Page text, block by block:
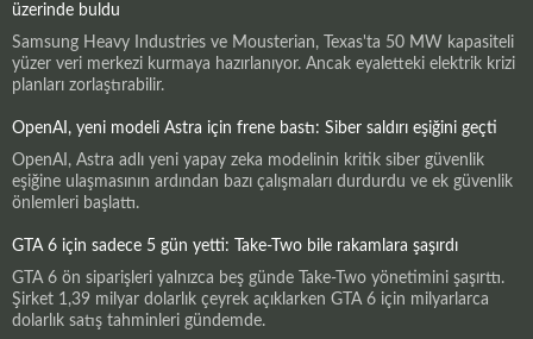
üzerinde buldu
Samsung Heavy Industries ve Mousterian, Texas'ta 50 MW kapasiteli
yüzer veri merkezi kurmaya hazırlanıyor. Ancak eyaletteki elektrik krizi
planları zorlaştırabilir.
OpenAI, yeni modeli Astra için frene bastı: Siber saldırı eşiğini geçti
OpenAI, Astra adlı yeni yapay zeka modelinin kritik siber güvenlik
eşiğine ulaşmasının ardından bazı çalışmaları durdurdu ve ek güvenlik
önlemleri başlattı.
GTA 6 için sadece 5 gün yetti: Take-Two bile rakamlara şaşırdı
GTA 6 ön siparişleri yalnızca beş günde Take-Two yönetimini şaşırttı.
Şirket 1,39 milyar dolarlık çeyrek açıklarken GTA 6 için milyarlarca
dolarlık satış tahminleri gündemde.